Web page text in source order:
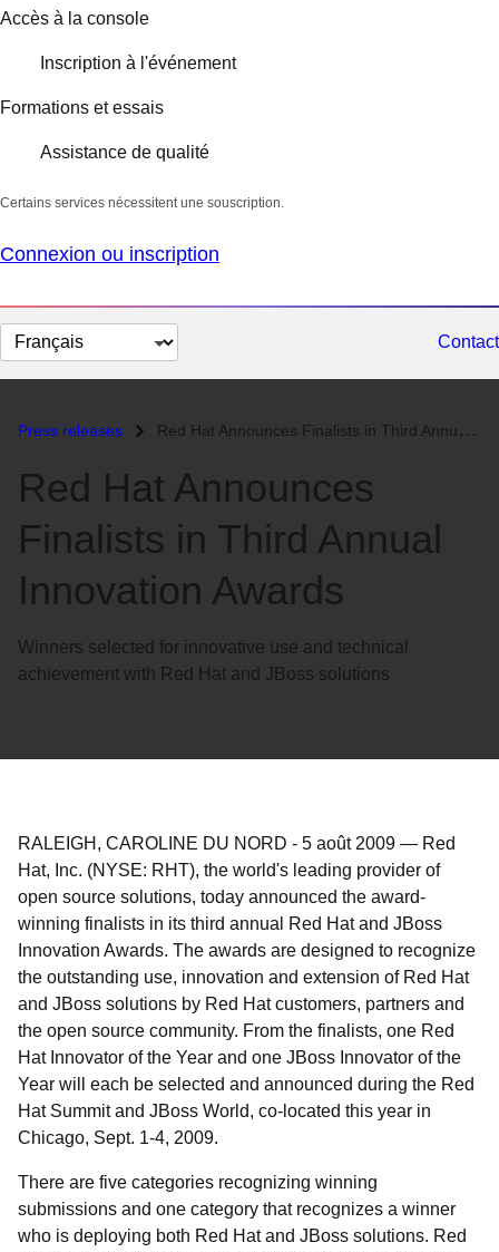
Accès à la console
Inscription à l'événement
Formations et essais
Assistance de qualité
Certains services nécessitent une souscription.
Connexion ou inscription
Changer
la
Contact
Press releases Red Hat Announces Finalists in Third Annual Innovation Awards...
Red Hat Announces
Finalists in Third Annual
Innovation Awards
Winners selected for innovative use and technical
achievement with Red Hat and JBoss solutions
RALEIGH, CAROLINE DU NORD - 5 août 2009 — Red
Hat, Inc. (NYSE: RHT), the world's leading provider of
open source solutions, today announced the award-
winning finalists in its third annual Red Hat and JBoss
Innovation Awards. The awards are designed to recognize
the outstanding use, innovation and extension of Red Hat
and JBoss solutions by Red Hat customers, partners and
the open source community. From the finalists, one Red
Hat Innovator of the Year and one JBoss Innovator of the
Year will each be selected and announced during the Red
Hat Summit and JBoss World, co-located this year in
Chicago, Sept. 1-4, 2009.
There are five categories recognizing winning
submissions and one category that recognizes a winner
who is deploying both Red Hat and JBoss solutions. Red